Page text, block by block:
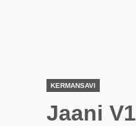
KERMANSAVI
Jaani V1